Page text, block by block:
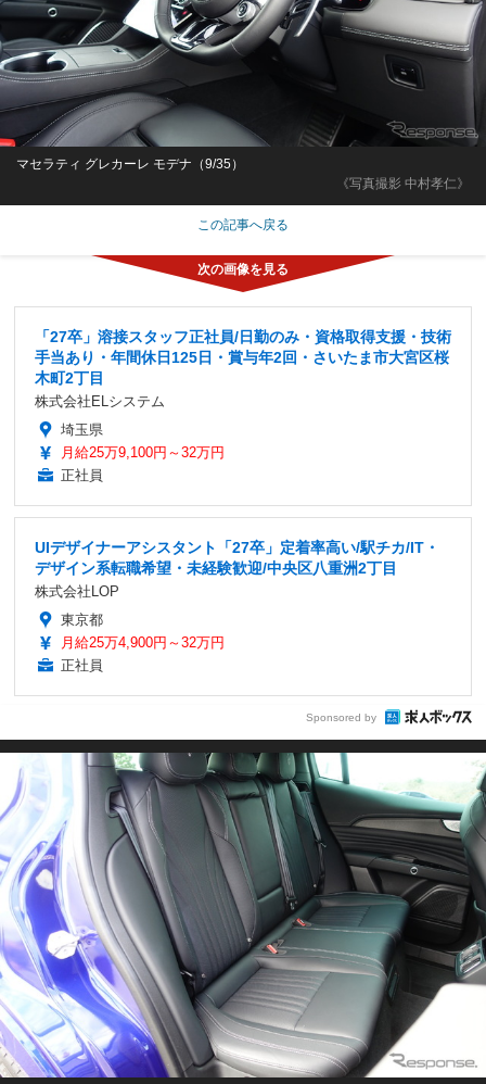
《写真撮影 中村孝仁》
マセラティ グレカーレ モデナ（9/35）
この記事へ戻る
「27卒」溶接スタッフ正社員/日勤のみ・資格取得支援・技術
手当あり・年間休日125日・賞与年2回・さいたま市大宮区桜
木町2丁目
株式会社ELシステム
埼玉県
月給25万9,100円～32万円
正社員
UIデザイナーアシスタント「27卒」定着率高い/駅チカ/IT・
デザイン系転職希望・未経験歓迎/中央区八重洲2丁目
株式会社LOP
東京都
月給25万4,900円～32万円
正社員
Sponsored by